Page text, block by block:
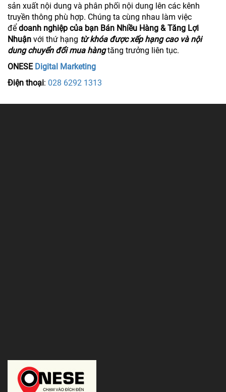
sản xuất nội dung và phân phối nội dung lên các kênh
truyền thông phù hợp. Chúng ta cùng nhau làm việc
để doanh nghiệp của bạn Bán Nhiều Hàng & Tăng Lợi
Nhuận với thứ hạng từ khóa được xếp hạng cao và nội
dung chuyển đổi mua hàngtăng trưởng liên tục.
ONESE Digital Marketing
Điện thoại: 028 6292 1313